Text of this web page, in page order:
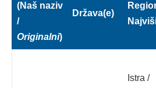
(Naš naziv
/
Originalni)
Država(e)
Istra /